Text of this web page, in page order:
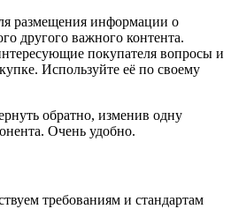
размещения информации о
другого важного контента.
покупателя вопросы и
Используйте её по своему
обратно, изменив одну
Очень удобно.
требованиям и стандартам